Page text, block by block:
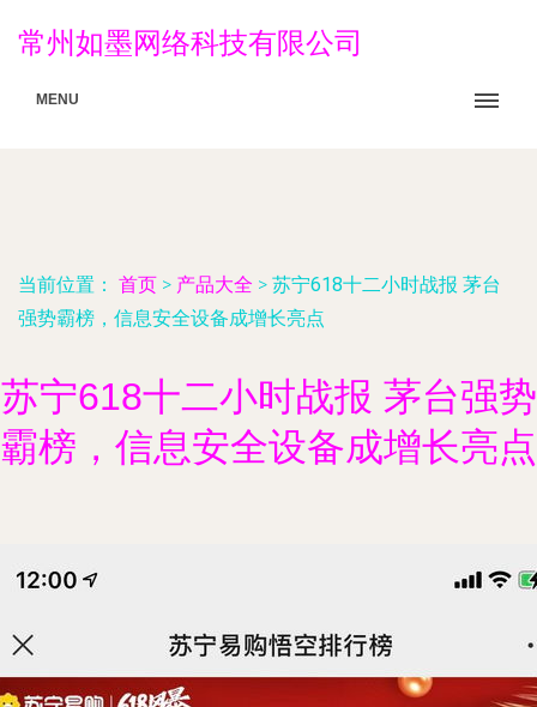
常州如墨网络科技有限公司
MENU
当前位置： 首页 > 产品大全 > 苏宁618十二小时战报 茅台
强势霸榜，信息安全设备成增长亮点
苏宁618十二小时战报 茅台强势
霸榜，信息安全设备成增长亮点